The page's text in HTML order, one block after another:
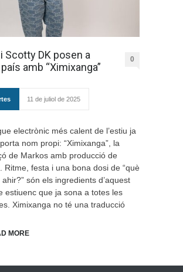
Scotty DK posen a
amb “Ximixanga”
0
11 de juliol de 2025
electrònic més calent de l’estiu ja
nom propi: “Ximixanga”, la
de Markos amb producció de
Ritme, festa i una bona dosi de “què
són els ingredients d’aquest
estiuenc que ja sona a totes les
Ximixanga no té una traducció
MORE